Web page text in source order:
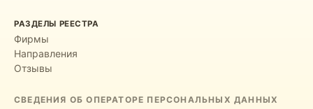
РАЗДЕЛЫ РЕЕСТРА
Фирмы
Направления
Отзывы
СВЕДЕНИЯ ОБ ОПЕРАТОРЕ ПЕРСОНАЛЬНЫХ ДАННЫХ